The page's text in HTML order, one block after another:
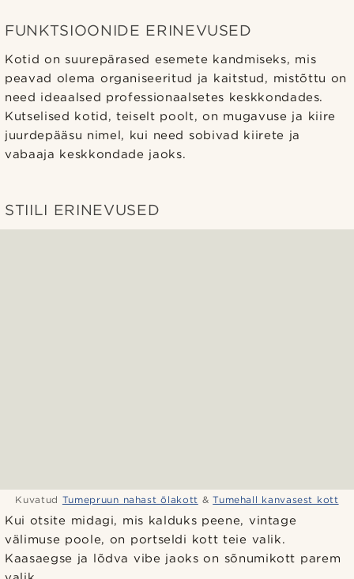
FUNKTSIOONIDE ERINEVUSED
Kotid on suurepärased esemete kandmiseks, mis
peavad olema organiseeritud ja kaitstud, mistõttu on
need ideaalsed professionaalsetes keskkondades.
Kutselised kotid, teiselt poolt, on mugavuse ja kiire
juurdepääsu nimel, kui need sobivad kiirete ja
vabaaja keskkondade jaoks.
STIILI ERINEVUSED
Kuvatud Tumepruun nahast õlakott &Tumehall kanvasest kott
Kui otsite midagi, mis kalduks peene, vintage
välimuse poole, on portseldi kott teie valik.
Kaasaegse ja lõdva vibe jaoks on sõnumikott parem